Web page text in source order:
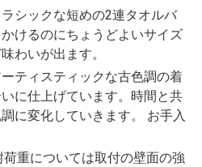
シックな短めの2連タオルバ
けるのにちょうどよいサイズ
わいが出ます。
ティスティックな古色調の着
に仕上げています。時間と共
に変化していきます。 お手入
重については取付の壁面の強